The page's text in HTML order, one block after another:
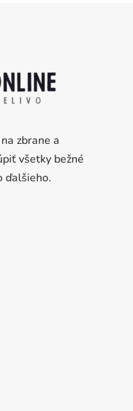
zbrane a
všetky bežné
ďalšieho.